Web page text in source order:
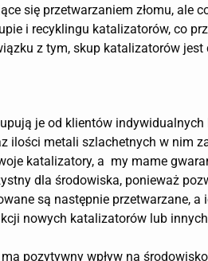
się przetwarzaniem złomu, ale
i recyklingu katalizatorów, co
z tym, skup katalizatorów jest
je od klientów
ilości metali szlachetnych w nim
katalizatory, a my mame
dla środowiska, ponieważ
są następnie przetwarzane,
nowych katalizatorów lub
pozytywny wpływ na